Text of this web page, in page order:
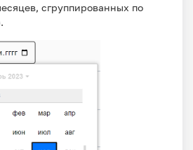
сгруппированных по